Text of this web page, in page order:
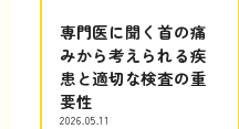
専門医に聞く首の痛
みから考えられる疾
患と適切な検査の重
要性
2026.05.11